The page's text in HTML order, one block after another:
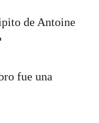
de Antoine
fue una